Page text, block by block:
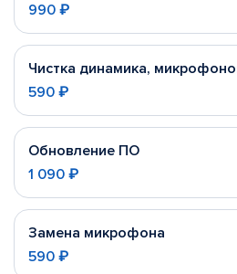
990 ₽
Чистка динамика,
590 ₽
Обновление ПО
1 090 ₽
Замена микрофона
590 ₽